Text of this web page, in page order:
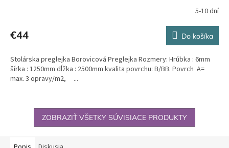
5-10 dní
€44 Do košíka
Stolárska preglejka Borovicová Preglejka Rozmery: Hrúbka : 6mm
šírka : 1250mm dĺžka : 2500mm kvalita povrchu: B/BB. Povrch A=
max. 3 opravy/m2, ...
ZOBRAZIŤ VŠETKY SÚVISIACE PRODUKTY